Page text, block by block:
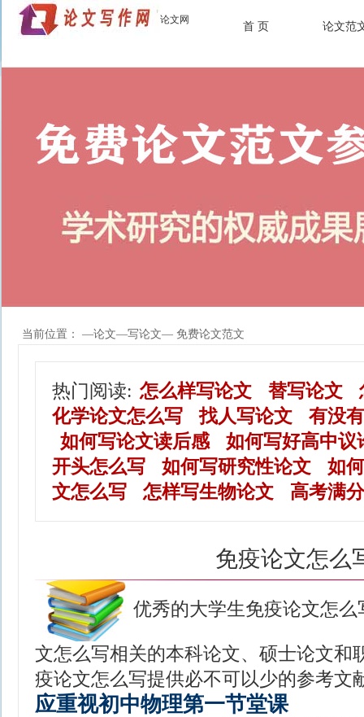
论文网
首 页 论文范
当前位置： —论文—写论文— 免费论文范文
热门阅读: 怎么样写论文 替写论文
化学论文怎么写
找人写论文
有没
如何写论文读后感
如何写好高中议
开头怎么写
如何写研究性论文
如
文怎么写
怎样写生物论文 高考满
免疫论文怎么
优秀的大学生免疫论文怎
文怎么写相关的本科论文、硕士论文和
疫论文怎么写提供必不可以少的参考文
应重视初中物理第一节堂课